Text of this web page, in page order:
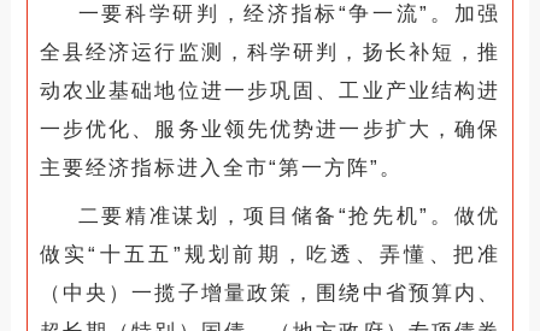
一要科学研判，经济指标“争一流”。加强
全县经济运行监测，科学研判，扬长补短，推
动农业基础地位进一步巩固、工业产业结构进
一步优化、服务业领先优势进一步扩大，确保
主要经济指标进入全市“第一方阵”。
二要精准谋划，项目储备“抢先机”。做优
做实“十五五”规划前期，吃透、弄懂、把准
（中央）一揽子增量政策，围绕中省预算内、